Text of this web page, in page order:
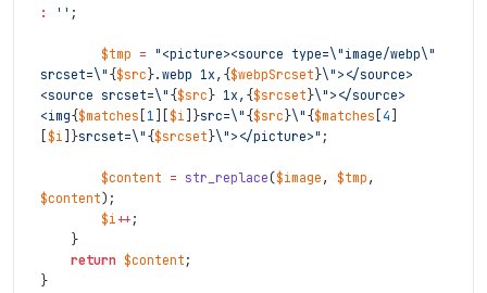
: '' ;
$tmp = "<picture><source type=\" image/webp\"
srcset=\" {$src}.webp 1x, {$webpSrcset}\" ></source>
<source srcset=\" {$src} 1x, {$srcset}\" ></source>
<img{$matches [ 1 ] [ $i ] }src=\" {$src}\" {$matches [4 ]
[ $i ] }srcset=\" {$srcset}\" ></picture>" ;
$content = str_replace($image , $tmp ,
$content) ;
$i ++ ;
}
return $content ;
}